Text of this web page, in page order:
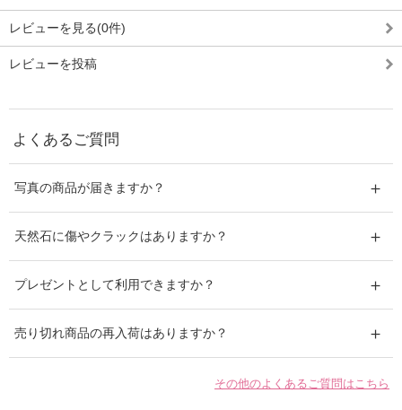
レビューを見る(0件)
レビューを投稿
よくあるご質問
写真の商品が届きますか？
天然石に傷やクラックはありますか？
プレゼントとして利用できますか？
売り切れ商品の再入荷はありますか？
その他のよくあるご質問はこちら